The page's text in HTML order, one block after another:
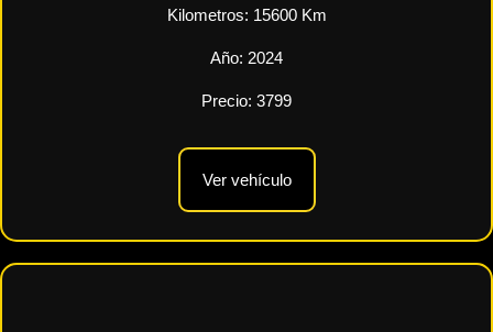
Kilometros: 15600Km
Año: 2024
Precio: 3799
Ver vehículo